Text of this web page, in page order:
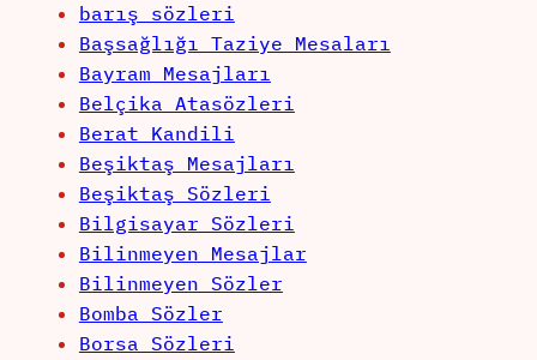
barış sözleri
Başsağlığı Taziye Mesaları
Bayram Mesajları
Belçika Atasözleri
Berat Kandili
Beşiktaş Mesajları
Beşiktaş Sözleri
Bilgisayar Sözleri
Bilinmeyen Mesajlar
Bilinmeyen Sözler
Bomba Sözler
Borsa Sözleri